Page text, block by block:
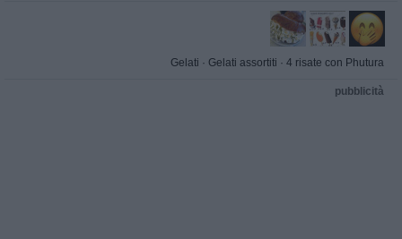
Gelati · Gelati assortiti · 4 risate con Phutura
pubblicità